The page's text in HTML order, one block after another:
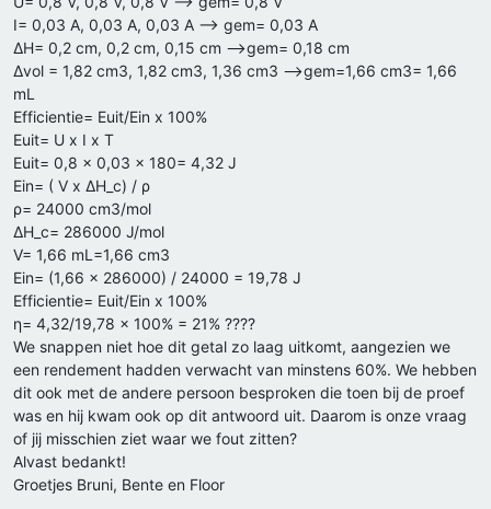
I= 0,03 A, 0,03 A, 0,03 A --> gem= 0,03 A
ΔH= 0,2 cm, 0,2 cm, 0,15 cm -->gem= 0,18 cm
Δvol = 1,82 cm3, 1,82 cm3, 1,36 cm3 -->gem=1,66 cm3= 1,66
mL
Efficientie= Euit/Ein x 100%
Euit= U x I x T
Euit= 0,8 x 0,03 x 180= 4,32 J
Ein= ( V x ΔH_c) / ρ
ρ= 24000 cm3/mol
ΔH_c= 286000 J/mol
V= 1,66 mL=1,66 cm3
Ein= (1,66 x 286000) / 24000 = 19,78 J
Efficientie= Euit/Ein x 100%
η= 4,32/19,78 × 100% = 21% ????
We snappen niet hoe dit getal zo laag uitkomt, aangezien we
een rendement hadden verwacht van minstens 60%. We hebben
dit ook met de andere persoon besproken die toen bij de proef
was en hij kwam ook op dit antwoord uit. Daarom is onze vraag
of jij misschien ziet waar we fout zitten?
Alvast bedankt!
Groetjes Bruni, Bente en Floor